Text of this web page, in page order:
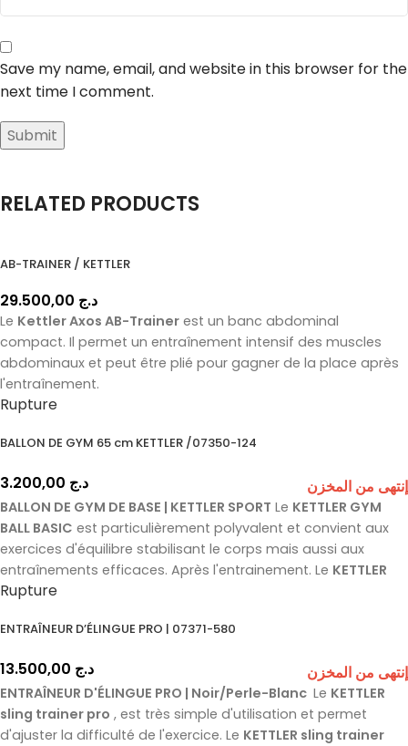
Save my name, email, and website in this browser for the
next time I comment.
RELATED PRODUCTS
AB-TRAINER / KETTLER
د.ج
Le Kettler Axos AB-Trainer est un banc abdominal
compact. Il permet un entraînement intensif des muscles
abdominaux et peut être plié pour gagner de la place après
l'entraînement.
Rupture
BALLON DE GYM 65 cm KETTLER /07350-124
د.ج إنتهى من المخزن
BALLON DE GYM DE BASE | KETTLER SPORT Le KETTLER GYM
BALL BASIC est particulièrement polyvalent et convient aux
exercices d'équilibre stabilisant le corps mais aussi aux
entraînements efficaces. Après l'entrainement. Le KETTLER
GYM BALL BASIC
bosses sur une partie de la surface. Le
Rupture
ENTRAÎNEUR D’ÉLINGUE PRO | 07371-580
د.ج إنتهى من المخزن
ENTRAÎNEUR D'ÉLINGUE PRO | Noir/Perle-Blanc Le KETTLER
sling trainer pro , est très simple d'utilisation et permet
d'ajuster la difficulté de l'exercice. Le KETTLER sling trainer